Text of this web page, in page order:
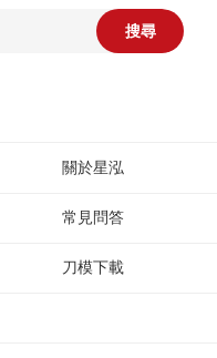
搜尋
關於星泓
常見問答
刀模下載